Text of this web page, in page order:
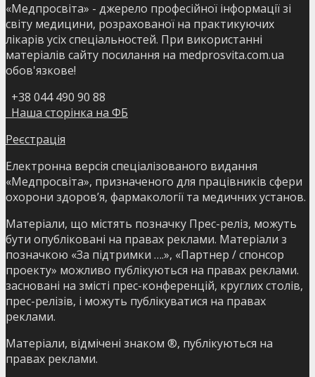
«Медпросвіта» - джерело професійної інформації зі
світу медицини, розрахованої на практикуючих
лікарів усіх спеціальностей. При використанні
матеріалів сайту посилання на medprosvita.com.ua
обов'язкове!
+38 044 490 90 88
Наша сторінка на ФБ
Реєстрація
Електронна версія спеціалізованого видання
«Медпросвіта», призначеного для працівників сфери
охорони здоров’я, фармакології та медичних установ.
Матеріали, що містять позначку Прес-реліз, можуть
бути опубліковані на правах реклами. Матеріали з
позначкою «За підтримки ….», «Партнер / спонсор
проекту» можливо публікуються на правах реклами.
засновані на змісті прес-конференцій, круглих столів,
прес-релізів, і можуть публікуватися на правах
реклами.
Матеріали, відмічені знаком ®, публікуються на
правах реклами.